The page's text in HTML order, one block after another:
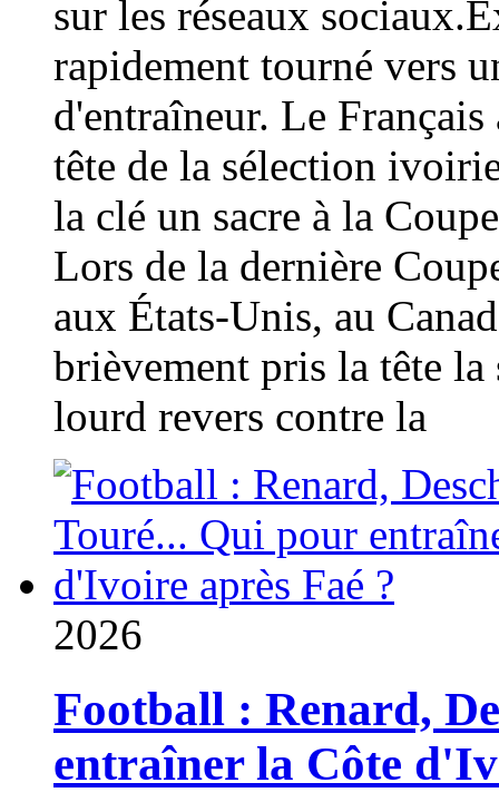
sur les réseaux
rapidement tourné vers
d'entraîneur. Le
tête de la sélection
la clé un sacre à la
Lors de la dernière
aux États-Unis, au
brièvement pris la tête
lourd revers contre la
2026
Football : Renard,
entraîner la Côte